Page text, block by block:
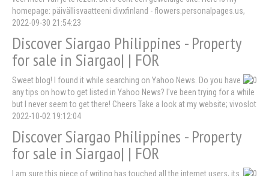
homepage: päivällisvaatteeni divxfinland - flowers.personalpages.us,
2022-09-30 21:54:23
Discover Siargao Philippines - Property
for sale in Siargao| | FOR
Sweet blog! I found it while searching on Yahoo News. Do you have
any tips on how to get listed in Yahoo News? I've been trying for a while
but I never seem to get there! Cheers Take a look at my website; vivoslot
2022-10-02 19:12:04
Discover Siargao Philippines - Property
for sale in Siargao| | FOR
I am sure this piece of writing has touched all the internet users, its